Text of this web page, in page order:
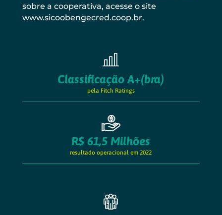
sobre a cooperativa, acesse o site
www.sicoobengecred.coop.br.
Classificação A+(bra)
pela Fitch Ratings
R$ 61,5 Milhões
resultado operacional em 2022